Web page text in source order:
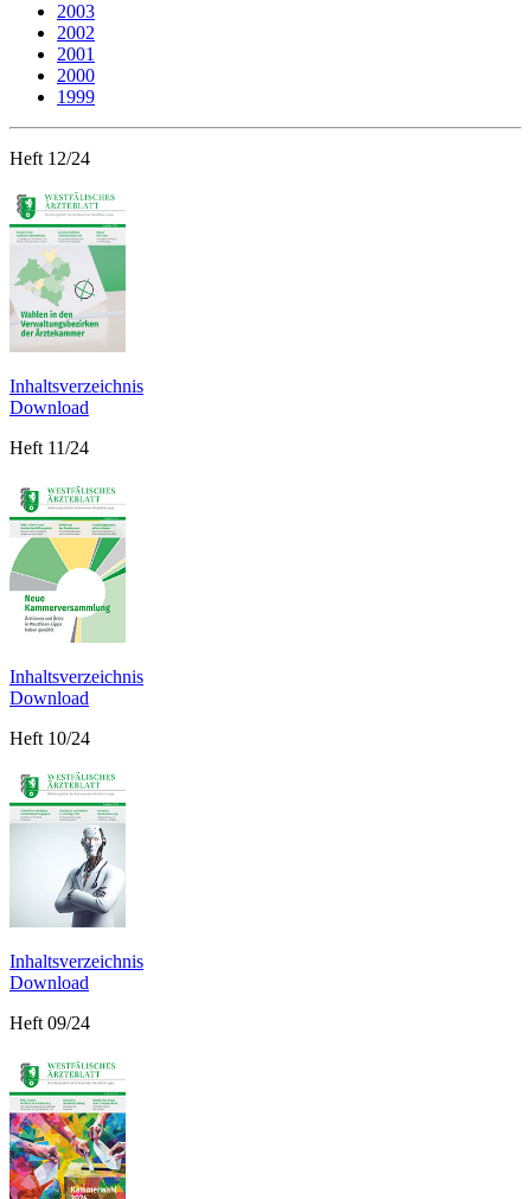
2003
2002
2001
2000
1999
Heft 12/24
Inhaltsverzeichnis
Download
Heft 11/24
Inhaltsverzeichnis
Download
Heft 10/24
Inhaltsverzeichnis
Download
Heft 09/24